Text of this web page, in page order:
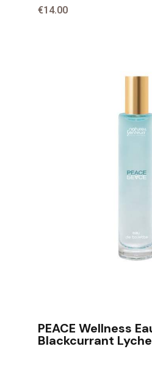
€14.00
PEACE Wellness
Blackcurrant